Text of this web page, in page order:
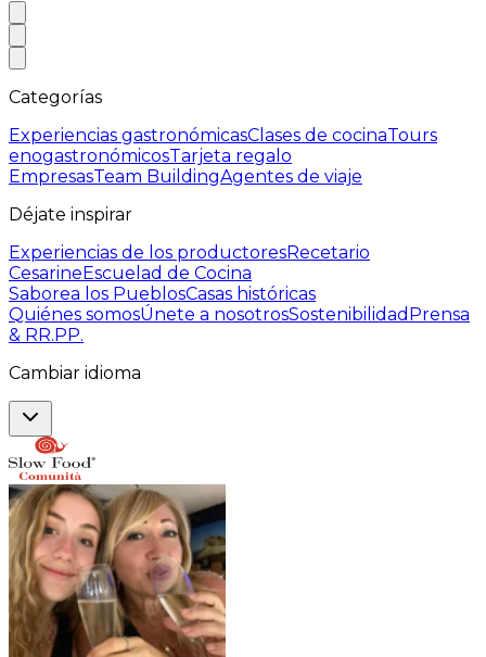
Categorías
Experiencias gastronómicasClases de cocinaTours
enogastronómicosTarjeta regalo
EmpresasTeam BuildingAgentes de viaje
Déjate inspirar
Experiencias de los productoresRecetario
CesarineEscuelad de Cocina
Saborea los PueblosCasas históricas
Quiénes somosÚnete a nosotrosSostenibilidad Prensa
& RR.PP.
Cambiar idioma